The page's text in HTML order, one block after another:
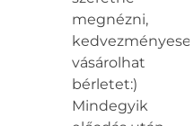
megnézni,
kedvezményesen
vásárolhat
bérletet:)
Mindegyik